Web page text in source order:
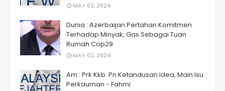
MAY 02, 2024
Dunia : Azerbaijan Pertahan Komitmen
Terhadap Minyak, Gas Sebagai Tuan
Rumah Cop29
MAY 02, 2024
Am : Prk Kkb: Pn Ketandusan Idea, Main Isu
Perkauman - Fahmi